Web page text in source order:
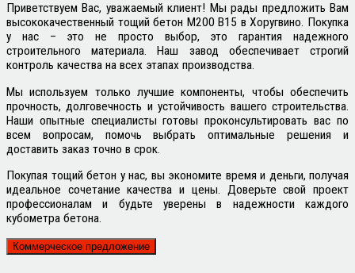
Приветствуем Вас, уважаемый клиент! Мы рады предложить Вам
высококачественный тощий бетон М200 B15 в Хоругвино. Покупка
у нас – это не просто выбор, это гарантия надежного
строительного материала. Наш завод обеспечивает строгий
контроль качества на всех этапах производства.
Мы используем только лучшие компоненты, чтобы обеспечить
прочность, долговечность и устойчивость вашего строительства.
Наши опытные специалисты готовы проконсультировать вас по
всем вопросам, помочь выбрать оптимальные решения и
доставить заказ точно в срок.
Покупая тощий бетон у нас, вы экономите время и деньги, получая
идеальное сочетание качества и цены. Доверьте свой проект
профессионалам и будьте уверены в надежности каждого
кубометра бетона.
Коммерческое предложение